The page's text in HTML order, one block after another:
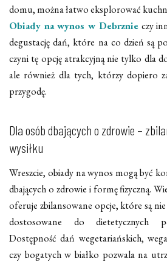
domu, można łatwo eksplorować
Obiady na wynos w Debrznieczy
degustację dań, które na co dzień są
czyni tę opcję atrakcyjną nie tylko dla
ale również dla tych, którzy dopiero
przygodę.
Dla osób dbających o zdrowie –
wysiłku
Wreszcie, obiady na wynos mogą być
dbających o zdrowie i formę fizyczną.
oferuje zbilansowane opcje, które są
dostosowane do dietetycznych
Dostępność dań wegetariańskich,
czy bogatych w białko pozwala na